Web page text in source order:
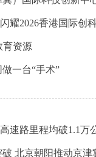
耀2026香港国际创
育资源
一台“手术”
速路里程均破1.1万
北京朝阳推动京